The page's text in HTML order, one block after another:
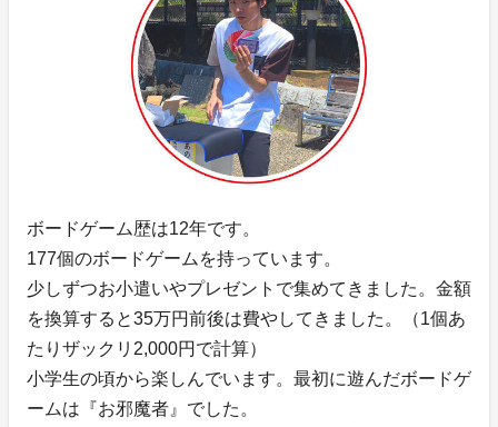
ボードゲーム歴は12年です。
177個のボードゲームを持っています。
少しずつお小遣いやプレゼントで集めてきました。金額
を換算すると35万円前後は費やしてきました。（1個あ
たりザックリ2,000円で計算）
小学生の頃から楽しんでいます。最初に遊んだボードゲ
ームは『お邪魔者』でした。